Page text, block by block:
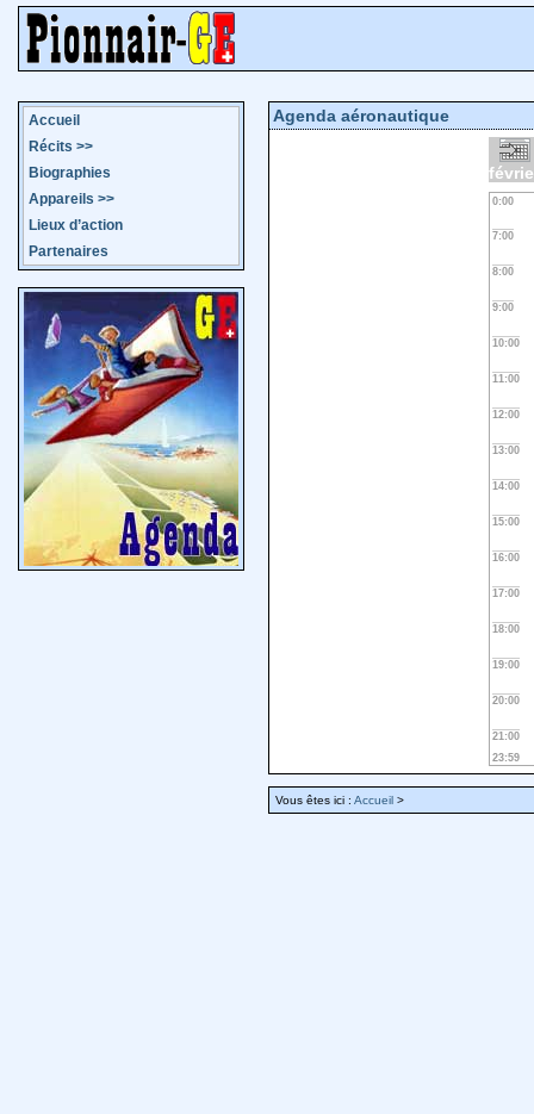
Accueil
Récits >>
Biographies
Appareils >>
Lieux d’action
Partenaires
Agenda aéronautique
0:00
7:00
8:00
9:00
10:00
11:00
12:00
13:00
14:00
15:00
16:00
17:00
18:00
19:00
20:00
21:00
23:59
Vous êtes ici : Accueil >